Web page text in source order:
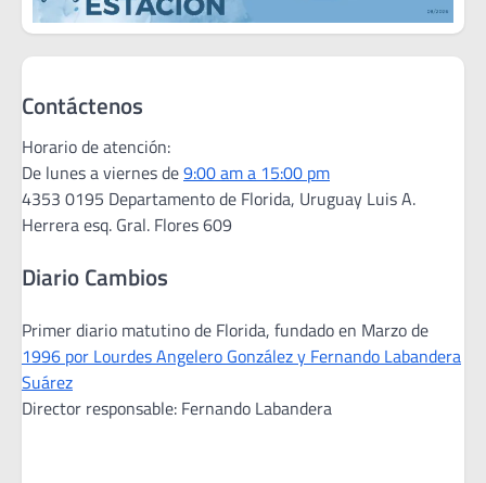
Contáctenos
Horario de atención:
De lunes a viernes de9:00 am a 15:00 pm
4353 0195 Departamento de Florida, Uruguay Luis A.
Herrera esq. Gral. Flores 609
Diario Cambios
Primer diario matutino de Florida, fundado en Marzo de
1996 por Lourdes Angelero González y Fernando Labandera
Suárez
Director responsable: Fernando Labandera